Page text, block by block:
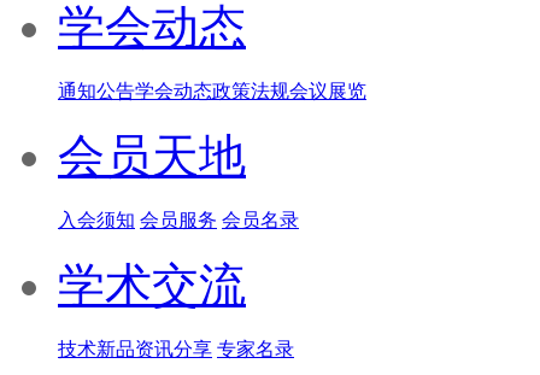
学会动态
通知公告学会动态政策法规会议展览
会员天地
入会须知 会员服务 会员名录
学术交流
技术新品资讯分享 专家名录